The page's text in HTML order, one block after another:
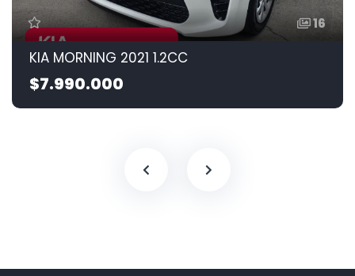
16
KIA MORNING 2021 1.2CC
$7.990.000